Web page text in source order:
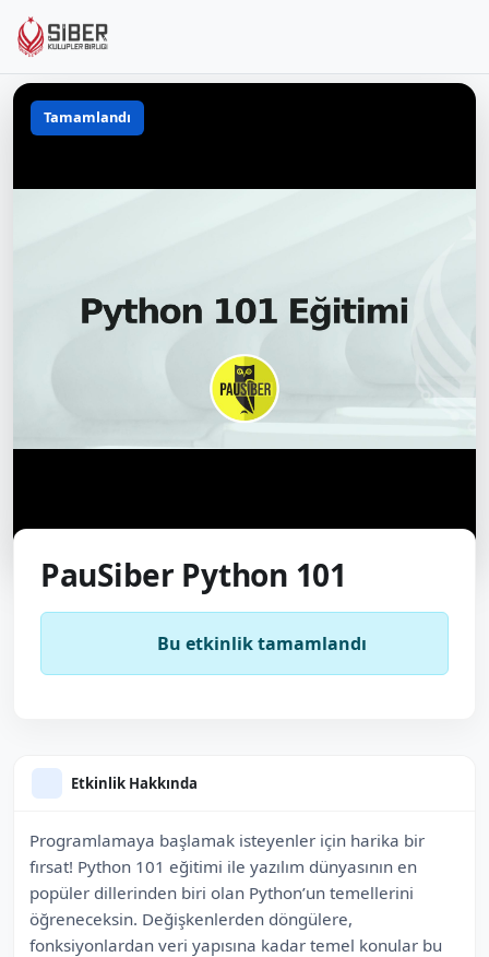
Tamamlandı
PauSiber Python 101
Bu etkinlik tamamlandı
Etkinlik Hakkında
Programlamaya başlamak isteyenler için harika bir
fırsat! Python 101 eğitimi ile yazılım dünyasının en
popüler dillerinden biri olan Python’un temellerini
öğreneceksin. Değişkenlerden döngülere,
fonksiyonlardan veri yapısına kadar temel konular bu